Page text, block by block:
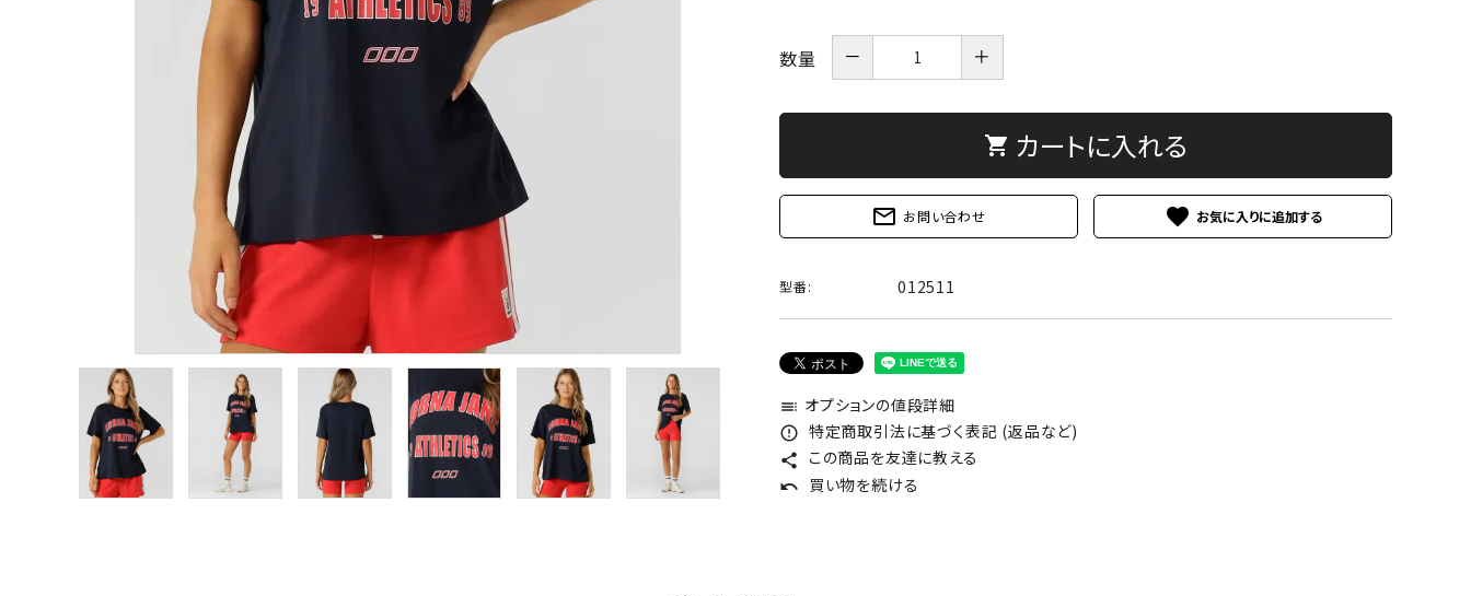
数量 － ＋
shopping_cart カートに入れる
mail_outline お問い合わせ favorite
型番: 012511
toc オプションの値段詳細
error_outline 特定商取引法に基づく表記 (返品など)
share この商品を友達に教える
undo 買い物を続ける